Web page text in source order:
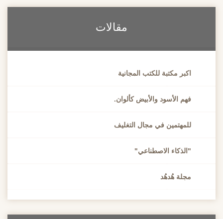
مقالات
اكبر مكتبة للكتب المجانية
فهم الأسود والأبيض كألوان.
للمهتمين في مجال التغليف
"الذكاء الاصطناعي"
مجلة هُدهُد